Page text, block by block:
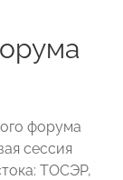
форума
сессия
ТОСЭР,